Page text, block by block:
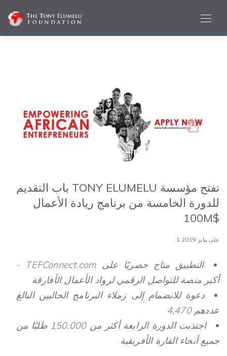
تفتح مؤسسة TONY ELUMELU باب التقديم
للدورة الخامسة من برنامج ريادة الأعمال
$100M
على يناير 1,2019
التطبيق متاح حصريًا على TEFConnect.com -
أكبر منصة للتواصل الرقمي لرواد الأعمال الأفارقة
دعوة للانضمام إلى زملاء البرنامج الحاليين البالغ
عددهم 4,470
اجتذبت الدورة الرابعة أكثر من 150.000 طلبًا من
جميع أنحاء القارة الأفريقية